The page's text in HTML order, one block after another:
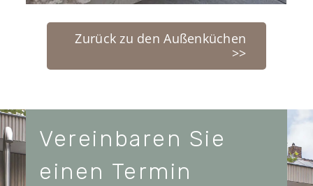
Zurück zu den Außenküchen
>>
Vereinbaren Sie
einen Termin